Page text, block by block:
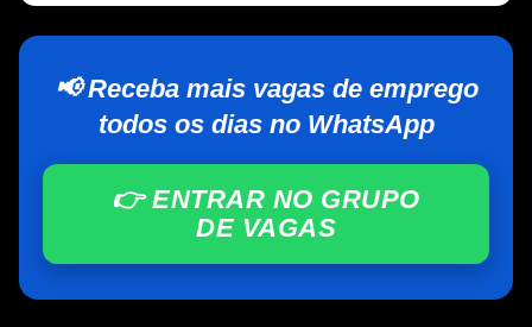
📢 Receba mais vagas de emprego
todos os dias no WhatsApp
👉 ENTRAR NO GRUPO
DE VAGAS